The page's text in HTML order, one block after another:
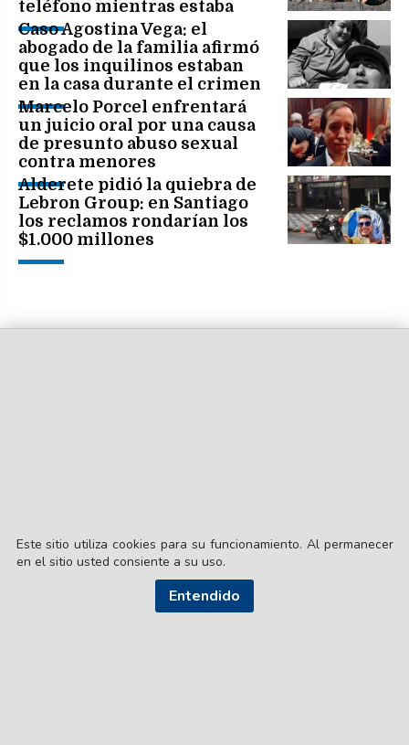
teléfono mientras estaba
internada
Caso Agostina Vega: el
abogado de la familia afirmó
que los inquilinos estaban
en la casa durante el crimen
Marcelo Porcel enfrentará
un juicio oral por una causa
de presunto abuso sexual
contra menores
Alderete pidió la quiebra de
Lebron Group: en Santiago
los reclamos rondarían los
$1.000 millones
Este sitio utiliza cookies para su funcionamiento. Al permanecer
en el sitio usted consiente a su uso.
Entendido